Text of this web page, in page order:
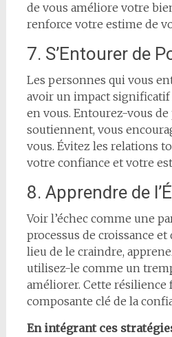
de vous améliore votre
renforce votre estime de
7. S’Entourer de
Les personnes qui vous
avoir un impact
en vous. Entourez-vous
soutiennent, vous
vous. Évitez les relations
votre confiance et votre
8. Apprendre de
Voir l’échec comme une
processus de croissance et
lieu de le craindre,
utilisez-le comme un
améliorer. Cette résilience
composante clé de la
En intégrant ces